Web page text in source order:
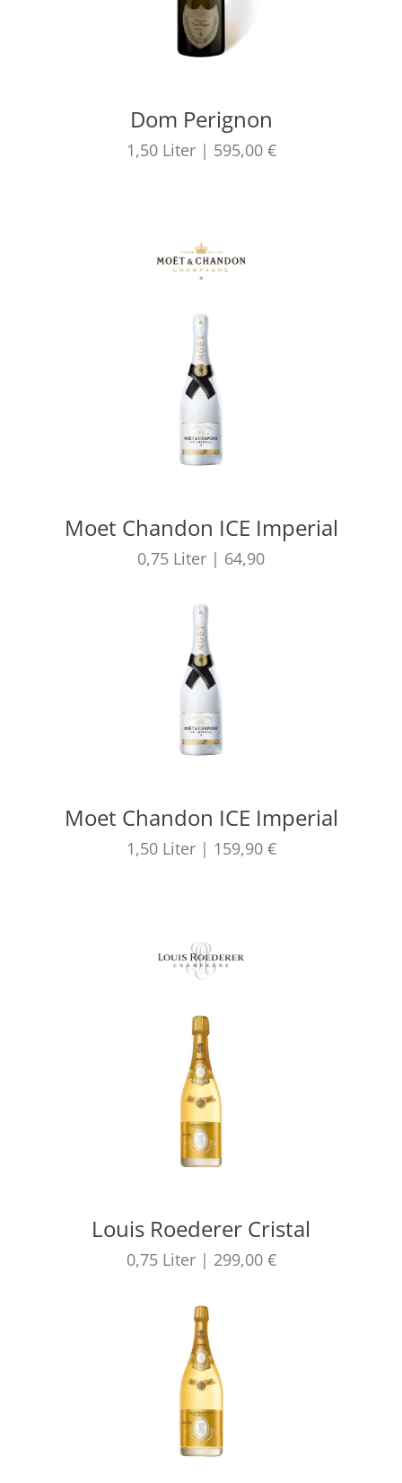
Dom Perignon
1,50 Liter | 595,00 €
Moet Chandon ICE Imperial
0,75 Liter | 64,90
Moet Chandon ICE Imperial
1,50 Liter | 159,90 €
Louis Roederer Cristal
0,75 Liter | 299,00 €